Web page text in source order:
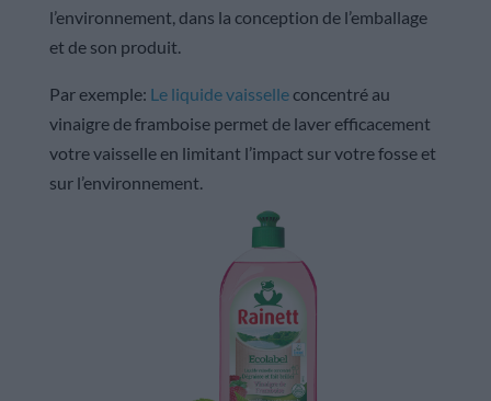
l’environnement, dans la conception de l’emballage
et de son produit.
Par exemple: Le liquide vaisselleconcentré au
vinaigre de framboise permet de laver efficacement
votre vaisselle en limitant l’impact sur votre fosse et
sur l’environnement.